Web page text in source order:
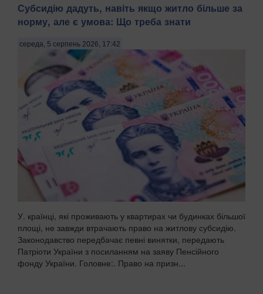
запропонованого маршруту судноплавства через
Ормузьку протоку. Про це повідомляє Bloomberg у середу,
Міністерства закордонних справ Ірану Есмаїл Багаї
розповів,...
Субсидію дадуть, навіть якщо житло більше за
норму, але є умова: Що треба знати
середа, 5 серпень 2026, 17:42
У. країнці, які проживають у квартирах чи будинках більшої
площі, не завжди втрачають право на житлову субсидію.
Законодавство передбачає певні винятки, передають
Патріоти України з посиланням на заяву Пенсійного
фонду України. Головне:. Право на призн...